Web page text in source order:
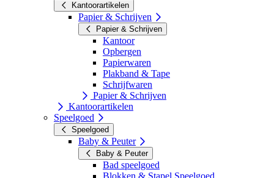
Kantoorartikelen
Papier & Schrijven
Papier & Schrijven
Kantoor
Opbergen
Papierwaren
Plakband & Tape
Schrijfwaren
Papier & Schrijven
Kantoorartikelen
Speelgoed
Speelgoed
Baby & Peuter
Baby & Peuter
Bad speelgoed
Blokken & Stapel Speelgoed